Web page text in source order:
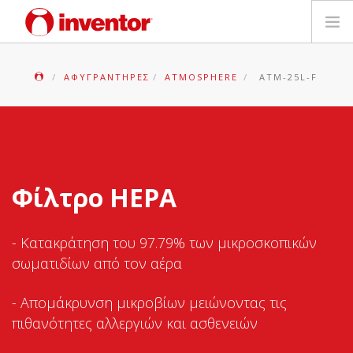
ΕΓΓΥΗΣΗ
Αρχεία και Υποστήριξη
Επικοινωνία
ΑΦΥΓΡΑΝΤΉΡΕΣ ATMOSPHERE ATM-25L-F
Φίλτρο HEPA
- Κατακράτηση του 97.79% των μικροσκοπικών
σωματιδίων από τον αέρα
- Απομάκρυνση μικροβίων μειώνοντας τις
πιθανότητες αλλεργιών και ασθενειών